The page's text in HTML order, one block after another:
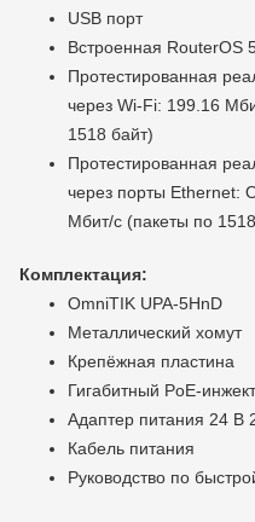
USB порт
Встроенная RouterOS
Протестированная
через Wi-Fi: 199.16
1518 байт)
Протестированная
через порты Ethernet:
Мбит/с (пакеты по
Комплектация:
OmniTIK UPA-5HnD
Металлический хомут
Крепёжная пластина
Гигабитный PoE-
Адаптер питания 24 В
Кабель питания
Руководство по